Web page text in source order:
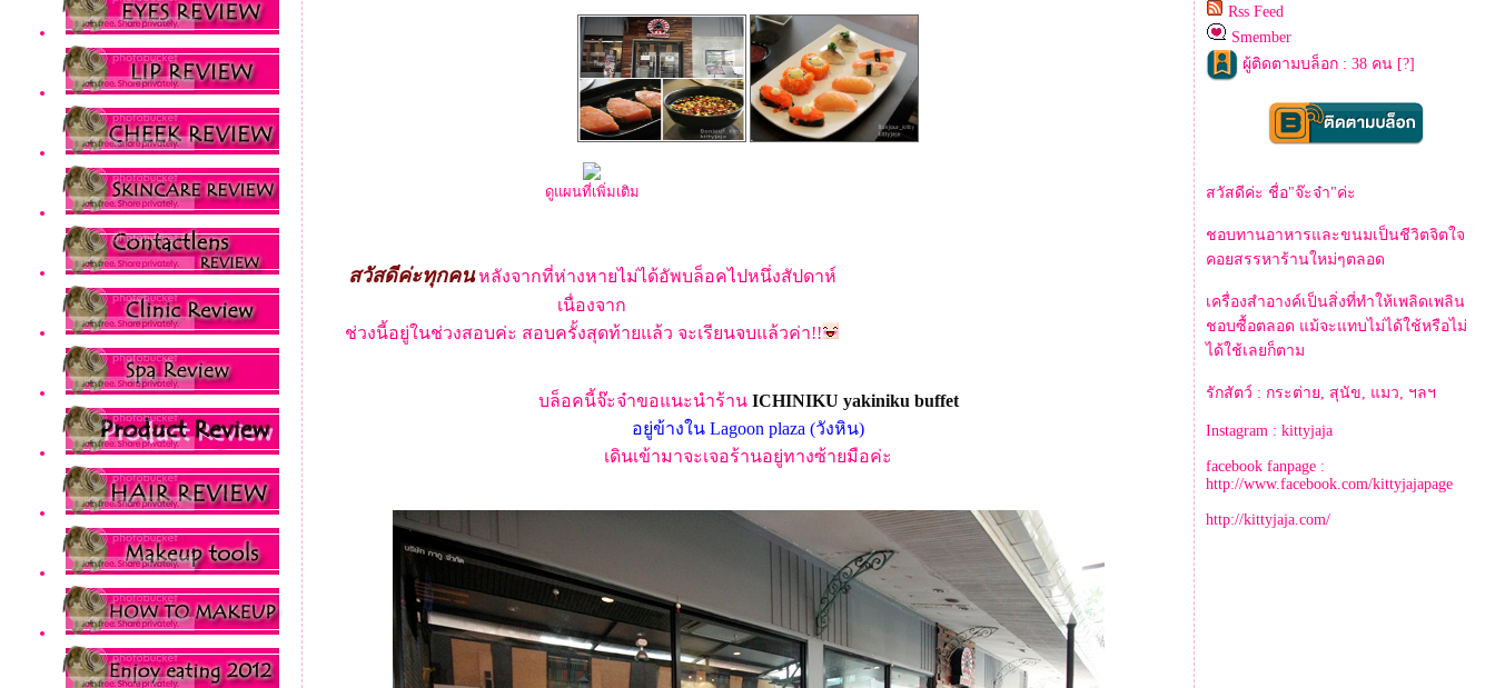
ดูแผนที่เพิ่มเติม
สวัสดีค่ะทุกคนหลังจากที่ห่างหายไม่ได้อัพบล็อคไปหนึ่งสัปดาห์
เนื่องจาก
ช่วงนี้อยู่ในช่วงสอบค่ะ สอบครั้งสุดท้ายแล้ว จะเรียนจบแล้วค่า!!
บล็อคนี้จ๊ะจ๋าขอแนะนำร้านICHINIKU yakiniku buffet
อยู่ข้างใน Lagoon plaza (วังหิน)
เดินเข้ามาจะเจอร้านอยู่ทางซ้ายมือค่ะ
Rss Feed
Smember
ผู้ติดตามบล็อก : 38 คน [?]
สวัสดีค่ะ ชื่อ"จ๊ะจ๋า"ค่ะ
ชอบทานอาหารและขนมเป็นชีวิตจิตใจ
คอยสรรหาร้านใหม่ๆตลอด
เครื่องสำอางค์เป็นสิ่งที่ทำให้เพลิดเพลิน
ชอบซื้อตลอด แม้จะแทบไม่ได้ใช้หรือไม่
ได้ใช้เลยก็ตาม
รักสัตว์ : กระต่าย, สุนัข, แมว, ฯลฯ
Instagram : kittyjaja
facebook fanpage :
http://www.facebook.com/kittyjajapage
http://kittyjaja.com/